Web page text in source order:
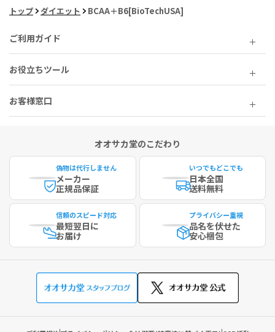
トップ ダイエット BCAA＋B6[BioTechUSA]
ご利用ガイド
お役立ちツール
お客様窓口
オオサカ堂のこだわり
偽物は代行しません
メーカー
正規品保証
いつでもどこでも
日本全国
送料無料
信頼のスピード対応
最短翌日に
お届け
プライバシー重視
品名を伏せた
安心梱包